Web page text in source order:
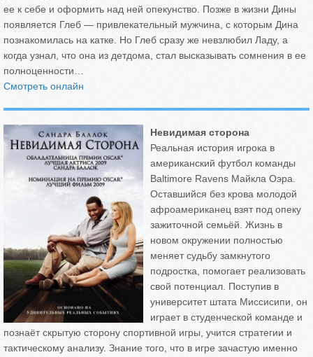
ее к себе и оформить над ней опекунство. Позже в жизни Дины
появляется Глеб — привлекательный мужчина, с которым Дина
познакомилась на катке. Но Глеб сразу же невзлюбил Ладу, а
когда узнал, что она из детдома, стал высказывать сомнения в ее
полноценности…
Смотреть онлайн
Невидимая сторона
Реальная история игрока в
американский футбол команды
Baltimore Ravens Майкла Оэра.
Оставшийся без крова молодой
афроамериканец взят под опеку
зажиточной семьёй. Жизнь в
новом окружении полностью
меняет судьбу замкнутого
подростка, помогает реализовать
свой потенциал. Поступив в
университет штата Миссисипи, он
играет в студенческой команде и
познаёт скрытую сторону спортивной игры, учится стратегии и
тактическому анализу. Знание того, что в игре зачастую именно